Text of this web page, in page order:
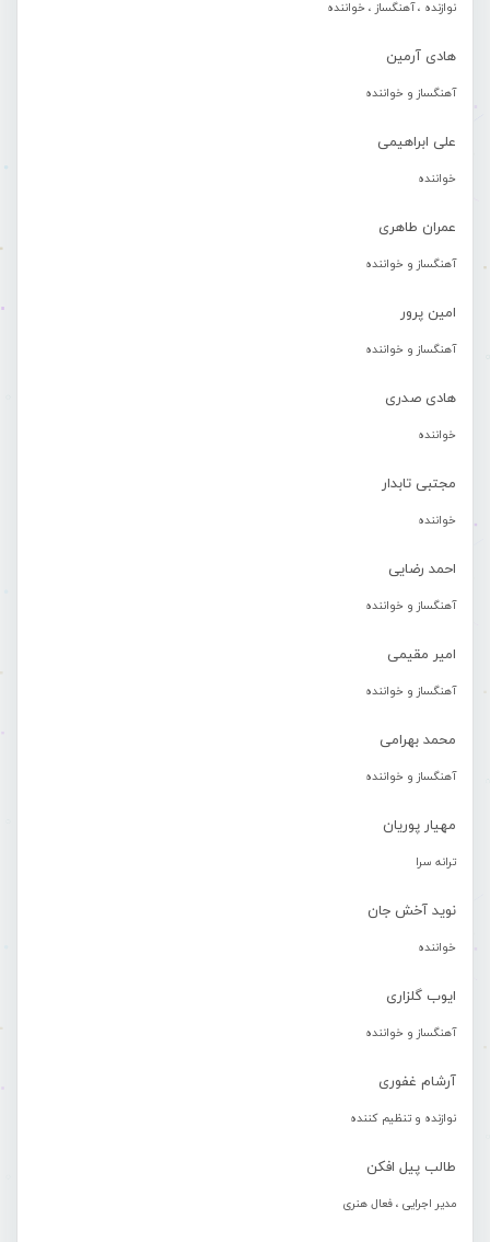
نوازنده ، آهنگساز ، خواننده
هادی آرمین
آهنگساز و خواننده
علی ابراهیمی
خواننده
عمران طاهری
آهنگساز و خواننده
امین پرور
آهنگساز و خواننده
هادی صدری
خواننده
مجتبی تابدار
خواننده
احمد رضایی
آهنگساز و خواننده
امیر مقیمی
آهنگساز و خواننده
محمد بهرامی
آهنگساز و خواننده
مهیار پوریان
ترانه سرا
نوید آخش جان
خواننده
ایوب گلزاری
آهنگساز و خواننده
آرشام غفوری
نوازنده و تنظیم کننده
طالب پیل افکن
مدیر اجرایی ، فعال هنری